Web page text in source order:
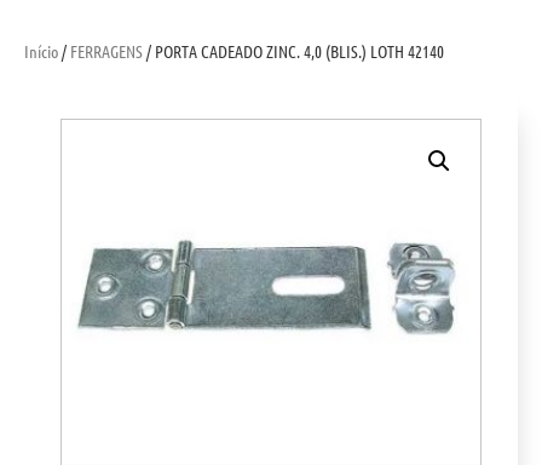
Início/ FERRAGENS/ PORTA CADEADO ZINC. 4,0 (BLIS.) LOTH 42140